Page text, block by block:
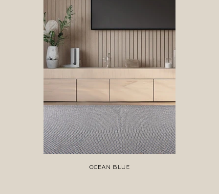
OCEAN BLUE